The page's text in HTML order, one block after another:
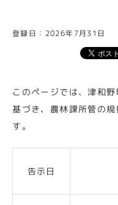
登録日：2026年7月31日
このページでは、津和
基づき、農林課所管の
す。
告示日